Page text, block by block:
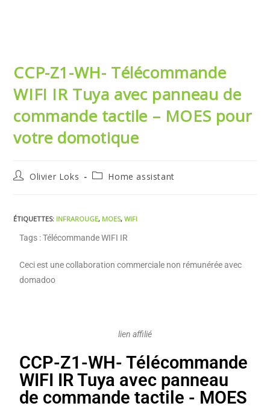
CCP-Z1-WH- Télécommande
WIFI IR Tuya avec panneau de
commande tactile – MOES pour
votre domotique
Olivier Loks Home assistant
ÉTIQUETTES: INFRAROUGE, MOES, WIFI
Tags : Télécommande WIFI IR
Ceci est une collaboration commerciale non rémunérée avec
domadoo
lien affilié
CCP-Z1-WH- Télécommande
WIFI IR Tuya avec panneau
de commande tactile - MOES